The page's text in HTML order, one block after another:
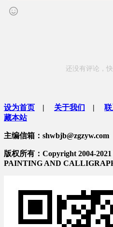
还没有评论，
设为首页 | 关于我们 |
藏本站
主编信箱：
版权所有：Copyright 2004-
PAINTING AND